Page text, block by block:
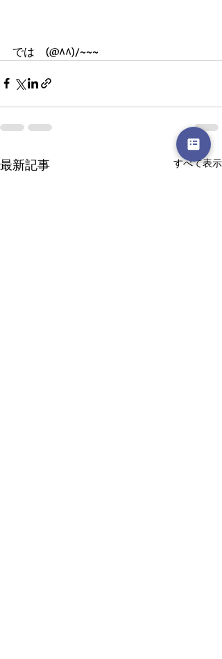
では　(@^^)/~~~
最新記事 すべて表示